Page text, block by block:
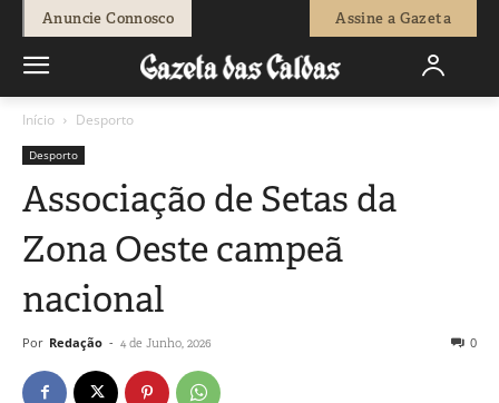
Anuncie Connosco Assine a Gazeta
Início Desporto
Desporto
Associação de Setas da
Zona Oeste campeã
nacional
Por Redação - 4 de Junho, 2026 0